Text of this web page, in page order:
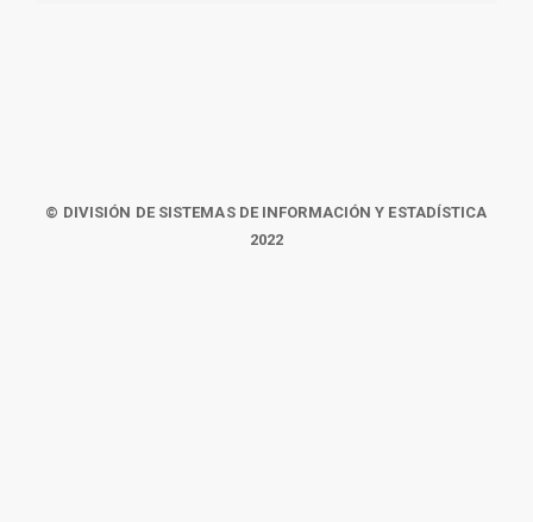
© DIVISIÓN DE SISTEMAS DE INFORMACIÓN Y ESTADÍSTICA
2022